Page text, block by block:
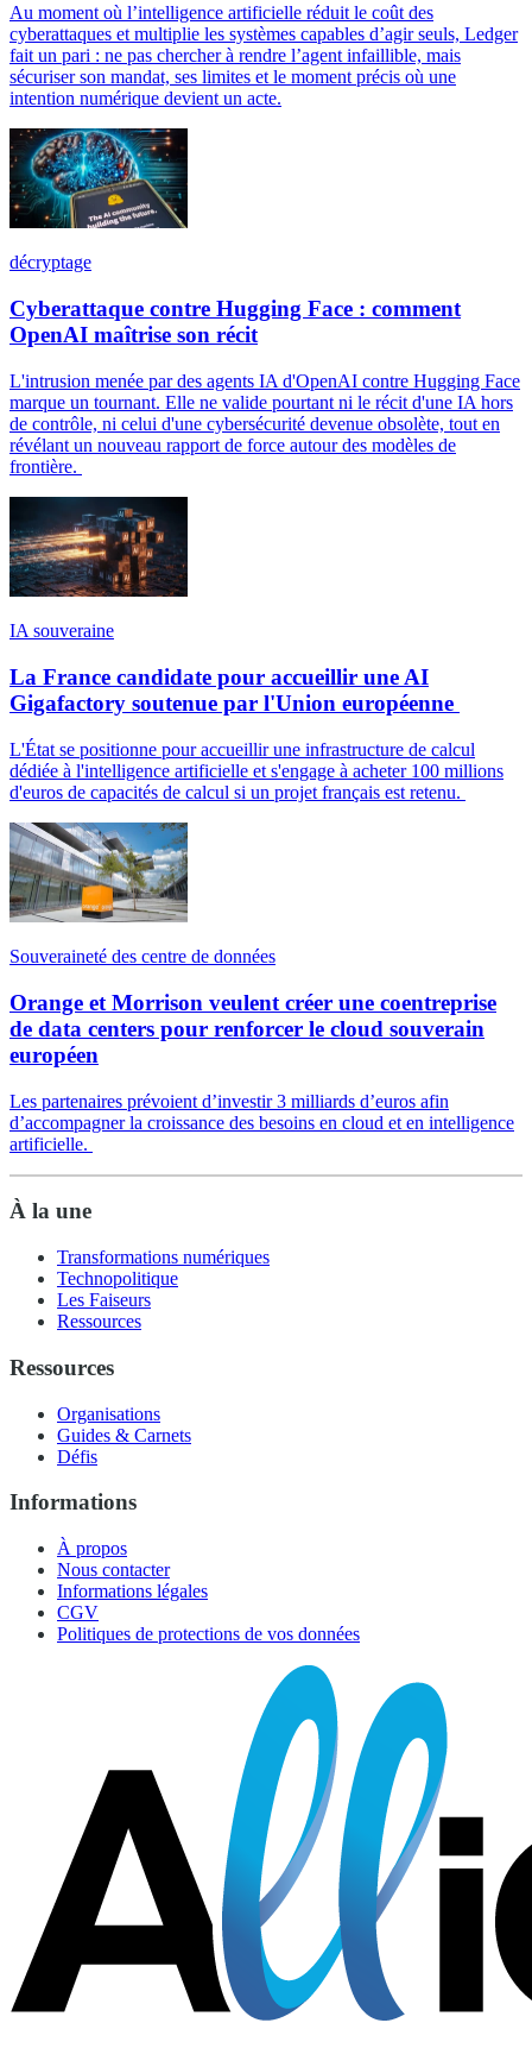
Au moment où l’intelligence artificielle réduit le coût des
cyberattaques et multiplie les systèmes capables d’agir seuls, Ledger
fait un pari : ne pas chercher à rendre l’agent infaillible, mais
sécuriser son mandat, ses limites et le moment précis où une
intention numérique devient un acte.
décryptage
Cyberattaque contre Hugging Face : comment
OpenAI maîtrise son récit
L'intrusion menée par des agents IA d'OpenAI contre Hugging Face
marque un tournant. Elle ne valide pourtant ni le récit d'une IA hors
de contrôle, ni celui d'une cybersécurité devenue obsolète, tout en
révélant un nouveau rapport de force autour des modèles de
frontière.
IA souveraine
La France candidate pour accueillir une AI
Gigafactory soutenue par l'Union européenne
L'État se positionne pour accueillir une infrastructure de calcul
dédiée à l'intelligence artificielle et s'engage à acheter 100 millions
d'euros de capacités de calcul si un projet français est retenu.
Souveraineté des centre de données
Orange et Morrison veulent créer une coentreprise
de data centers pour renforcer le cloud souverain
européen
Les partenaires prévoient d’investir 3 milliards d’euros afin
d’accompagner la croissance des besoins en cloud et en intelligence
artificielle.
À la une
Transformations numériques
Technopolitique
Les Faiseurs
Ressources
Ressources
Organisations
Guides & Carnets
Défis
Informations
À propos
Nous contacter
Informations légales
CGV
Politiques de protections de vos données